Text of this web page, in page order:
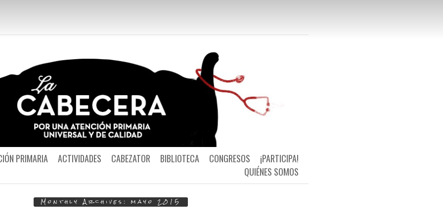
¡PARTICIPA!
CONGRESOS
BIBLIOTECA
CABEZATOR
ACTIVIDADES
PRIMARIA
QUIÉNES SOMOS
Monthly Archives: mayo 2015